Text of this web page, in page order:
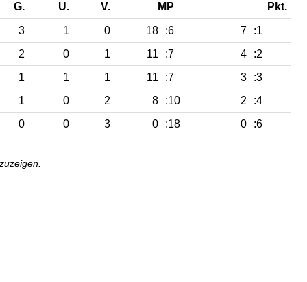
G. U. V. MP Pkt.
3 1 0 18 :6 7
:1
2 0 1 11 :7 4
:2
1 1 1 11 :7 3
:3
1 0 2 8 :10 2
:4
0 0 3 0 :18 0 :6